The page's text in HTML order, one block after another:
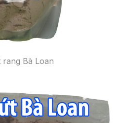
rang Bà Loan